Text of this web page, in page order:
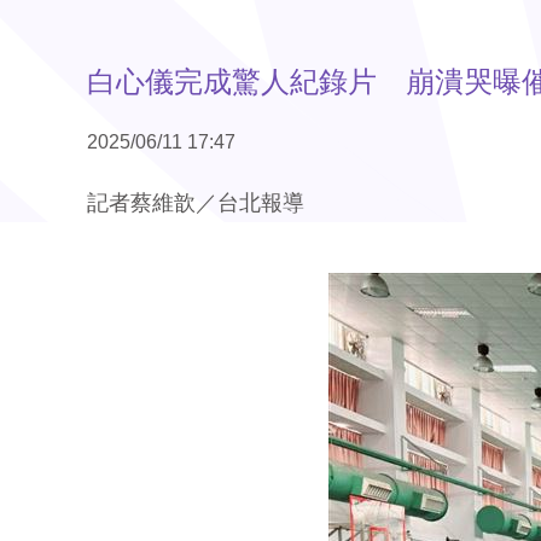
白心儀完成驚人紀錄片 崩潰哭曝
2025/06/11 17:47
記者蔡維歆／台北報導